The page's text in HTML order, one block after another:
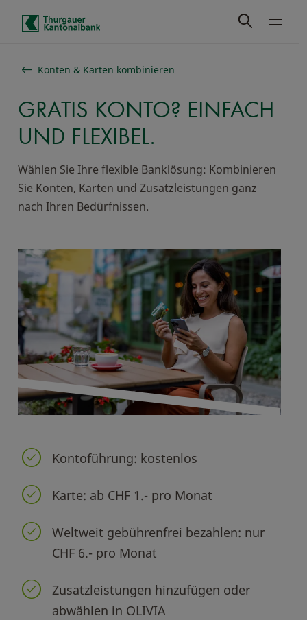
Schnelle Navigation
Konten & Karten kombinieren
GRATIS KONTO? EINFACH
UND FLEXIBEL.
Wählen Sie Ihre flexible Banklösung: Kombinieren
Sie Konten, Karten und Zusatzleistungen ganz
nach Ihren Bedürfnissen.
Kontoführung: kostenlos
Karte: ab CHF 1.- pro Monat
Weltweit gebührenfrei bezahlen: nur
CHF 6.- pro Monat
Zusatzleistungen hinzufügen oder
abwählen in OLIVIA